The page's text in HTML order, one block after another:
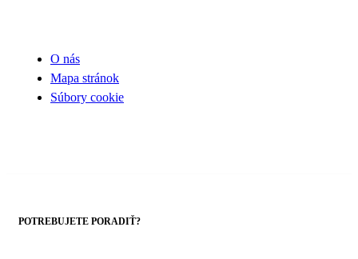
O nás
Mapa stránok
Súbory cookie
POTREBUJETE PORADIŤ?